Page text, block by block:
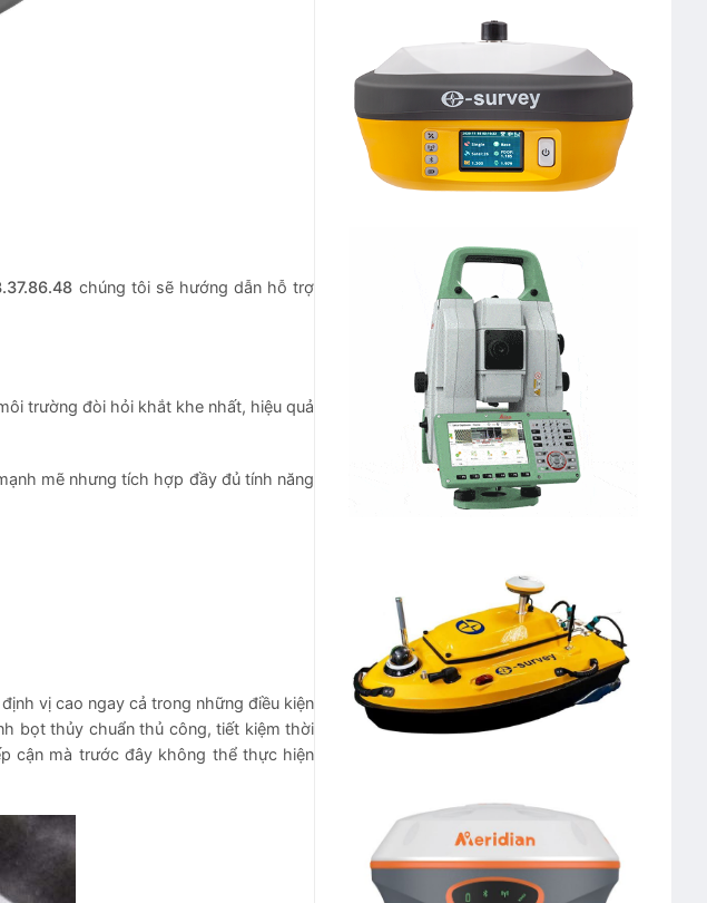
chúng tôi sẽ hướng dẫn hỗ trợ
trường đòi hỏi khắt khe nhất, hiệu quả
mẽ nhưng tích hợp đầy đủ tính năng
vị cao ngay cả trong những điều kiện
bọt thủy chuẩn thủ công, tiết kiệm thời
cận mà trước đây không thể thực hiện